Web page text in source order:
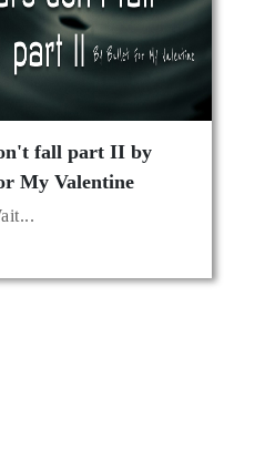
fall part II by
My Valentine